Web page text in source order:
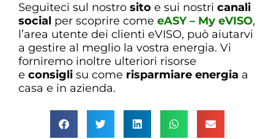
Seguiteci sul nostro sito e sui nostri canali
social per scoprire come eASY – My eVISO,
l’area utente dei clienti eVISO, può aiutarvi
a gestire al meglio la vostra energia. Vi
forniremo inoltre ulteriori risorse
e consigli su come risparmiare energia a
casa e in azienda.